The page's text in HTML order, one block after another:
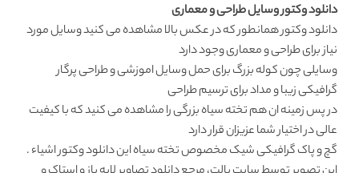
دانلود وکتور وسایل طراحی و معماری
دانلود وکتورهمانطور که در عکس بالا مشاهده می کنید وسایل مورد
نیاز برای طراحی و معماری وجود دارد
وسایلی چون کوله بزرگ برای حمل وسایل اموزشی و طراحی پرگار
گرافیکی زیبا و مداد برای ترسیم طراحی
در پس زمینه ان هم تخته سیاه بزرگی را مشاهده می کنید که با کیفیت
عالی در اختیار شما عزیزان قرار دارد
گچ و پاک گرافیکی شیک مخصوص تخته سیاه ایندانلود وکتور اشیاء.